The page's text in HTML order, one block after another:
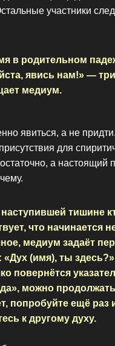
участники
в родительном
явись нам!» —
медиум.
явиться, а не придти.
для
а настоящий
наступившей тишине
что начинается
медиум задаёт
«Дух (имя), ты
повернётся
можно
попробуйте ещё раз
к другому духу.